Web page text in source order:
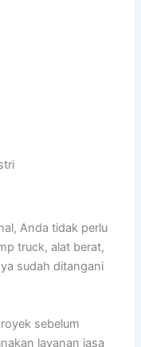
Anda tidak perlu
truck, alat berat,
sudah ditangani
sebelum
layanan jasa